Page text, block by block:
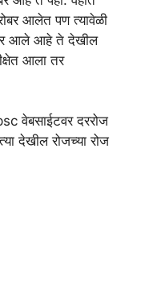
आलेत पण त्यावेळी
आले आहे ते देखील
आला तर
वेबसाईटवर दररोज
देखील रोजच्या रोज